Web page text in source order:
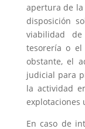
apertura de
disposición
viabilidad
tesorería o el
obstante, el
judicial para
la actividad
explotaciones
En caso de